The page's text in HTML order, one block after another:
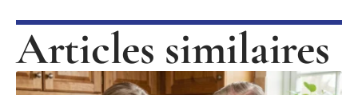
Articles similaires